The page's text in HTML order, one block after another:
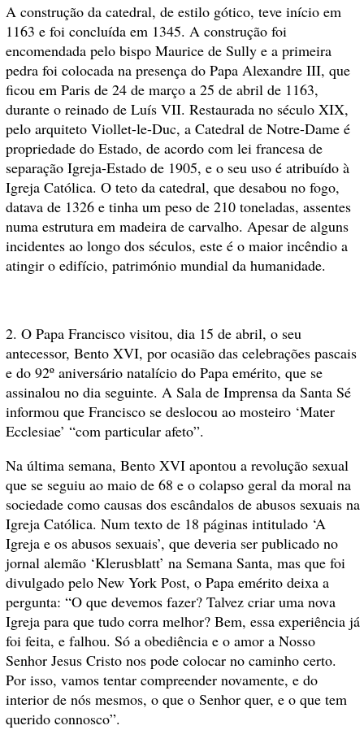
A construção da catedral, de estilo gótico, teve início em
1163 e foi concluída em 1345. A construção foi
encomendada pelo bispo Maurice de Sully e a primeira
pedra foi colocada na presença do Papa Alexandre III, que
ficou em Paris de 24 de março a 25 de abril de 1163,
durante o reinado de Luís VII. Restaurada no século XIX,
pelo arquiteto Viollet-le-Duc, a Catedral de Notre-Dame é
propriedade do Estado, de acordo com lei francesa de
separação Igreja-Estado de 1905, e o seu uso é atribuído à
Igreja Católica. O teto da catedral, que desabou no fogo,
datava de 1326 e tinha um peso de 210 toneladas, assentes
numa estrutura em madeira de carvalho. Apesar de alguns
incidentes ao longo dos séculos, este é o maior incêndio a
atingir o edifício, património mundial da humanidade.
2. O Papa Francisco visitou, dia 15 de abril, o seu
antecessor, Bento XVI, por ocasião das celebrações pascais
e do 92º aniversário natalício do Papa emérito, que se
assinalou no dia seguinte. A Sala de Imprensa da Santa Sé
informou que Francisco se deslocou ao mosteiro ‘Mater
Ecclesiae’ “com particular afeto”.
Na última semana, Bento XVI apontou a revolução sexual
que se seguiu ao maio de 68 e o colapso geral da moral na
sociedade como causas dos escândalos de abusos sexuais na
Igreja Católica. Num texto de 18 páginas intitulado ‘A
Igreja e os abusos sexuais’, que deveria ser publicado no
jornal alemão ‘Klerusblatt’ na Semana Santa, mas que foi
divulgado pelo New York Post, o Papa emérito deixa a
pergunta: “O que devemos fazer? Talvez criar uma nova
Igreja para que tudo corra melhor? Bem, essa experiência já
foi feita, e falhou. Só a obediência e o amor a Nosso
Senhor Jesus Cristo nos pode colocar no caminho certo.
Por isso, vamos tentar compreender novamente, e do
interior de nós mesmos, o que o Senhor quer, e o que tem
querido connosco”.